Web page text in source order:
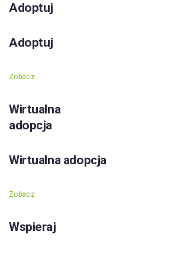
Adoptuj
Adoptuj
Zobacz
Wirtualna
adopcja
Wirtualna adopcja
Zobacz
Wspieraj